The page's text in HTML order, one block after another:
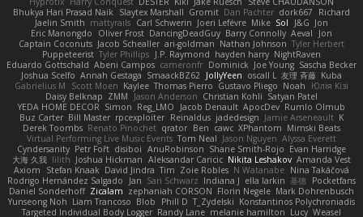
Bhukya Hari Prasad Naik
Slaytex Marshall Gromit Dan Pachter dork667
Richard
Jaelin Smith mattyrails Carl Schwerin Joeri Lefévre Mike Sol J&G Jon
Eric Manongdo
Oliver Frost DancingDeadGuy Barry Connolly Aeval
Jon
Captain Coconuts Jacob Schealler ari-goldman Nathan Johnson Tyler Herbert
Puppeteerist Tyler Phillips J.P. Raymond hayden harry NightRaven
Eduardo Gottschald Abeni Campos cameronfr Dominick Joe Young Sascha Becker
Joshua Scelfo Annah Gestaga SmaackBZ62 JollyYeen oscall L 友理 斉藤 Kuba
Gabrielius M
Scott Moen Kaylee Thomas Pierro Gustavo Pliego Noah
Юлія Кізі
Daisy Belknap ZMM Jason Anderson Christian Kohli Satyan Patel
YEDA HOME DECOR Simon Reg_LMO Jacob Denault ApocDev Rumlo Olmub
Buz Carter Bill Master rpcexploiter Reinaldus jadedesign Jamie Arseneault K
Derek Toombs Renato Pinochet qrator Ben cawc XPhantom Mimski Beats
Virtual Performing Live Music Events Tom Neal Jason Nguyen Alyssa Everett
Cyndersanity Petr Fořt disiboi AnuRobinson Shane Smith-Rojo Evan Harridge
大海 久我 lilith Joshua Hickman Aleksandar Caricic Nikita Leshakov Amanda Vest
Axiom
Stefan Knaak David Jindra Tim Zoie Robles N Watanabe Nina Takáčová
Rodrigo Hernández Salgado
Jan Sari Schwarz Indiana J ella larkin 基德
Pocketfans
Daniel Sonderhoff Zicalam zephaniah CORSON Florin Negele Mark Dohrenbusch
Yunseong Noh Liam Trancoso Blob Phill D T_Zydelski Konstantinos Polychroniadis
Targeted Individual Body Logger Randy Lane melanie hamilton Lucy Weasel